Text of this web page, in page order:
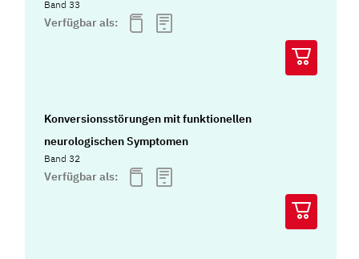
Band 33
Verfügbar als:
Konversionsstörungen mit funktionellen
neurologischen Symptomen
Band 32
Verfügbar als: